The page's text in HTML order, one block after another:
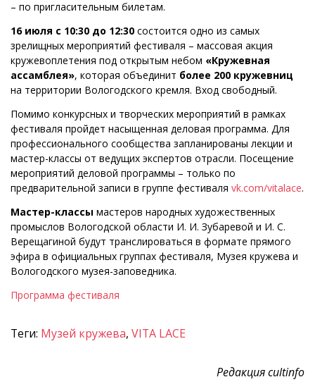
– по пригласительным билетам.
16 июля с 10:30 до 12:30 состоится одно из самых
зрелищных мероприятий фестиваля – массовая акция
кружевоплетения под открытым небом «Кружевная
ассамблея», которая объединит более 200 кружевниц
на территории Вологодского кремля. Вход свободный.
Помимо конкурсных и творческих мероприятий в рамках
фестиваля пройдет насыщенная деловая программа. Для
профессионального сообщества запланированы лекции и
мастер-классы от ведущих экспертов отрасли. Посещение
мероприятий деловой программы – только по
предварительной записи в группе фестиваля vk.com/vitalace.
Мастер-классы мастеров народных художественных
промыслов Вологодской области И. И. Зубаревой и И. С.
Верещагиной будут транслироваться в формате прямого
эфира в официальных группах фестиваля, Музея кружева и
Вологодского музея-заповедника.
Программа фестиваля
Теги: Музей кружева, VITA LACE
Редакция cultinfo